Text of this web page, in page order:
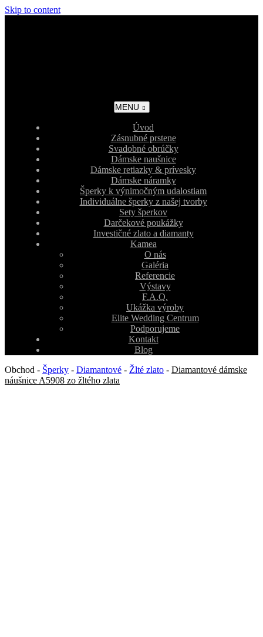
Skip to content
MENU
Úvod
Zásnubné prstene
Svadobné obrúčky
Dámske naušnice
Dámske retiazky & prívesky
Dámske náramky
Šperky k výnimočným udalostiam
Individuálne šperky z našej tvorby
Sety šperkov
Darčekové poukážky
Investičné zlato a diamanty
Kamea
O nás
Galéria
Referencie
Výstavy
F.A.Q.
Ukážka výroby
Elite Wedding Centrum
Podporujeme
Kontakt
Blog
Obchod - Šperky - Diamantové - Žlté zlato - Diamantové dámske
náušnice A5908 zo žltého zlata